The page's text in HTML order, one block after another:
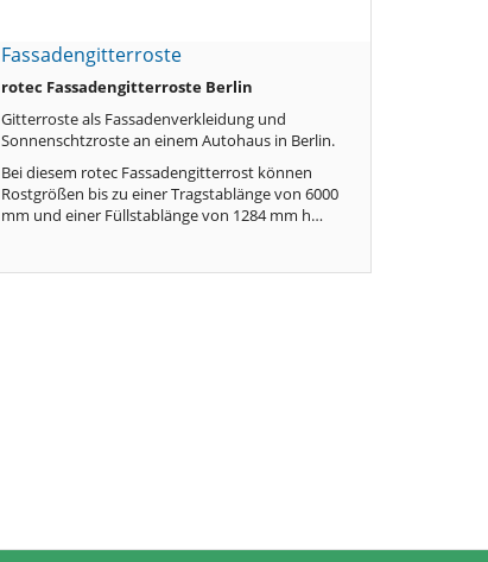
Fassadengitterroste
rotec Fassadengitterroste Berlin
Gitterroste als Fassadenverkleidung und
Sonnenschtzroste an einem Autohaus in Berlin.
Bei diesem rotec Fassadengitterrost können
Rostgrößen bis zu einer Tragstablänge von 6000
mm und einer Füllstablänge von 1284 mm h…